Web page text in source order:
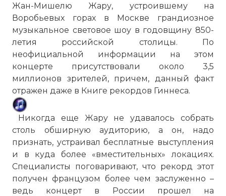
Жан-Мишелю Жару, устроившему на
Воробьевых горах в Москве грандиозное
музыкальное световое шоу в годовщину 850-
летия российской столицы. По
неофициальной информации на этом
концерте присутствовали около 3,5
миллионов зрителей, причем, данный факт
отражен даже в Книге рекордов Гиннеса.
Никогда еще Жару не удавалось собрать
столь обширную аудиторию, а он, надо
признать, устраивал бесплатные выступления
и в куда более «вместительных» локациях.
Специалисты поговаривают, что рекорд этот
получен французом более чем заслуженно –
ведь концерт в России прошел на